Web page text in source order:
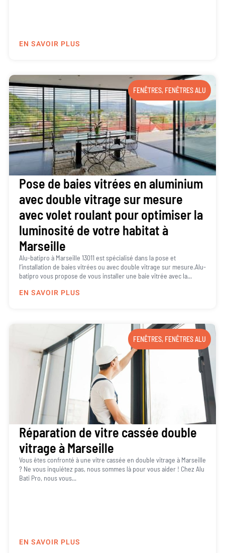
EN SAVOIR PLUS
FENÊTRES, FENÊTRES ALU
Pose de baies vitrées en aluminium
avec double vitrage sur mesure
avec volet roulant pour optimiser la
luminosité de votre habitat à
Marseille
Alu-batipro à Marseille 13011 est spécialisé dans la pose et
l’installation de baies vitrées ou avec double vitrage sur mesure.Alu-
batipro vous propose de vous installer une baie vitrée avec la...
EN SAVOIR PLUS
FENÊTRES, FENÊTRES ALU
Réparation de vitre cassée double
vitrage à Marseille
Vous êtes confronté à une vitre cassée en double vitrage à Marseille
? Ne vous inquiétez pas, nous sommes là pour vous aider ! Chez Alu
Bati Pro, nous vous...
EN SAVOIR PLUS